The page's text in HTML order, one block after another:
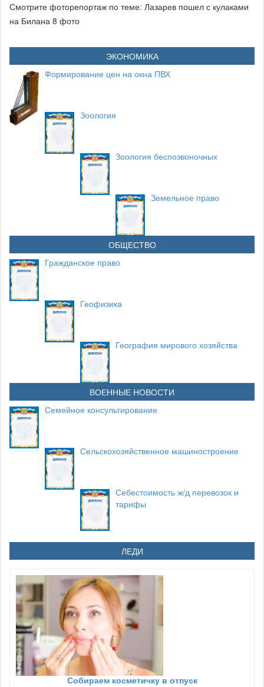
Смотрите фоторепортаж по теме: Лазарев пошел с кулаками
на Билана 8 фото
ЭКОНОМИКА
Формирование цен на окна ПВХ
Зоология
Зоология беспозвоночных
Земельное право
ОБЩЕСТВО
Гражданское право
Геофизика
География мирового хозяйства
ВОЕННЫЕ НОВОСТИ
Семейное консультирование
Сельскохозяйственное машиностроение
Себестоимость ж/д перевозок и
тарифы
ЛЕДИ
Собираем косметичку в отпуск